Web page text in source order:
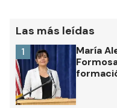
Las más leídas
María
1